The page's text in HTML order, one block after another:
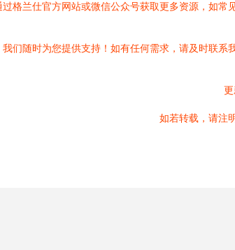
格兰仕官方网站或微信公众号获取更多资源，如
们随时为您提供支持！如有任何需求，请及时联系我
如若转载，请注